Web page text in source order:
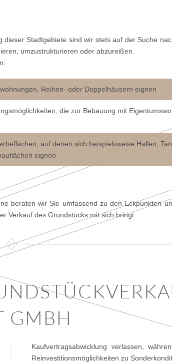
Stadtgebiete sind wir stets auf der Suche
umzustrukturieren oder abzureißen.
Reihen- oder Doppelhäusern eignen
die zur Bebauung mit
auf denen sich beispielsweise Hallen,
eignen
beraten wir Sie umfassend zu den Eckpunkten
Verkauf des Grundstücks mit sich bringt.
GMBH